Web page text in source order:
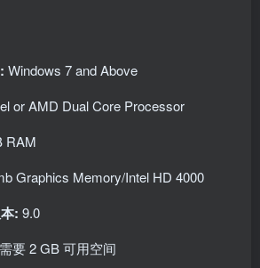
Windows 7 and Above
or AMD Dual Core Processor
RAM
Graphics Memory/Intel HD 4000
: 9.0
需要 2 GB 可用空间